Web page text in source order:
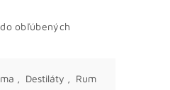
obľúbených
, Destiláty , Rum